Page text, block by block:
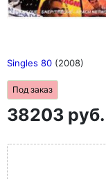
Singles 80 (2008)
Под заказ
38203 руб.